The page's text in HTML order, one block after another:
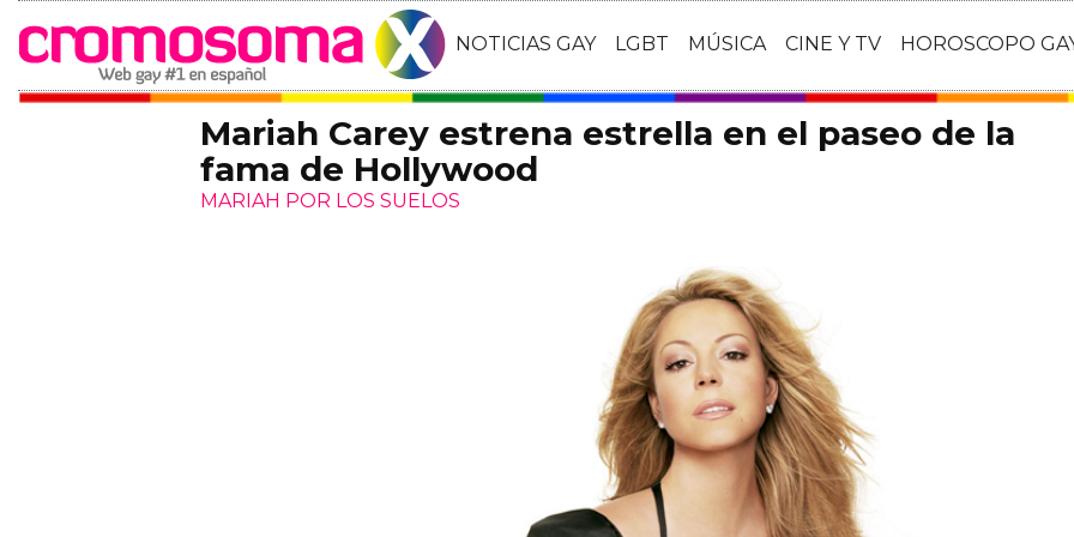
NOTICIAS GAY LGBT MÚSICA CINE Y TV HOROSCOPO
Mariah Carey estrena estrella en el paseo de la
fama de Hollywood
MARIAH POR LOS SUELOS